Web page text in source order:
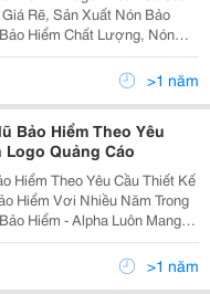
Rẽ, Sản Xuất Nón Bảo
Bảo An Toàn Cho Người Sử
- Mẫu Mã - Quý Khách Sẽ Đ
>1 năm
Bảo Hiểm Theo Yêu
Logo Quảng Cáo
Theo Yêu Cầu Thiết Kế
Năm Trong
Hiểm - Alpha Luôn Mang
Mấu Nón Mới Nhất, Mẫu
Logo Đẹp Nhất , Nón >1 năm